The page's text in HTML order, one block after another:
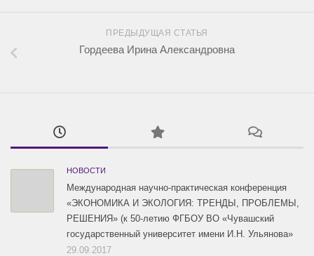
ПРЕДЫДУЩАЯ СТАТЬЯ
Гордеева Ирина Александровна
НОВОСТИ
Международная научно-практическая конференция
«ЭКОНОМИКА И ЭКОЛОГИЯ: ТРЕНДЫ, ПРОБЛЕМЫ,
РЕШЕНИЯ» (к 50-летию ФГБОУ ВО «Чувашский
государственный университет имени И.Н. Ульянова»
29.09.2017